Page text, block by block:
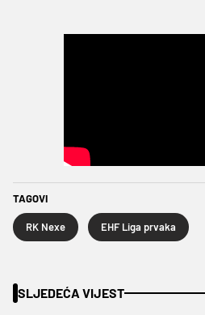
TAGOVI
RK Nexe EHF Liga prvaka
SLJEDEĆA VIJEST